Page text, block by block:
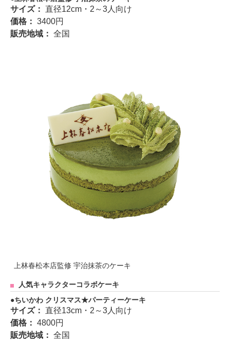
サイズ： 直径12cm・2～3人向け
価格： 3400円
販売地域： 全国
上林春松本店監修 宇治抹茶のケーキ
人気キャラクターコラボケーキ
ちいかわ クリスマス★パーティーケーキ
サイズ： 直径13cm・2～3人向け
価格： 4800円
販売地域： 全国